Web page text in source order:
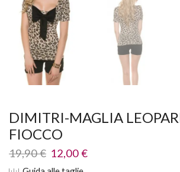
DIMITRI-MAGLIA
FIOCCO
19,90€ 12,00€